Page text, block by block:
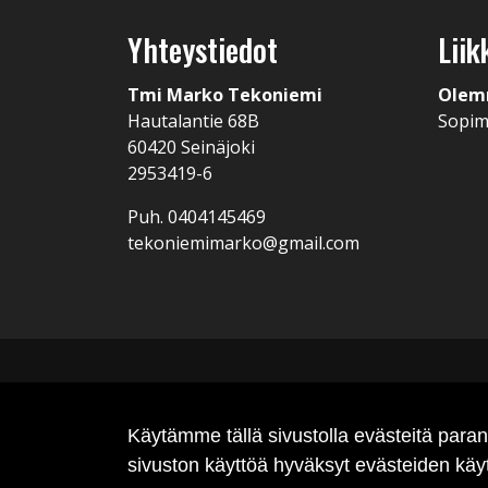
Yhteystiedot
Tmi Marko Tekoniemi
Hautalantie 68B
60420 Seinäjoki
2953419-6
Puh. 0404145469
tekoniemimarko@gmail.com
Käytämme tällä sivustolla evästeitä
sivuston käyttöä hyväksyt evästeiden